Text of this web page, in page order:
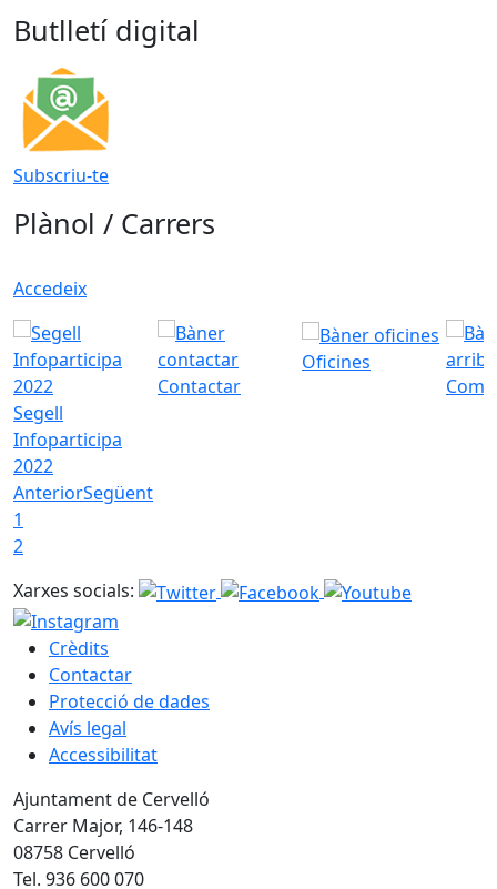
Butlletí digital
Subscriu-te
Plànol / Carrers
Accedeix
Segell
Infoparticipa
2022
Contactar
Oficines
Com
AnteriorSegüent
1
2
Xarxes socials:
Crèdits
Contactar
Protecció de dades
Avís legal
Accessibilitat
Ajuntament de Cervelló
Carrer Major, 146-148
08758 Cervelló
Tel. 936 600 070